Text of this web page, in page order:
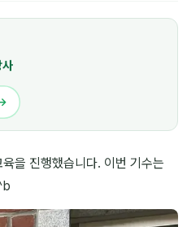
사
을 진행했습니다. 이번 기수는